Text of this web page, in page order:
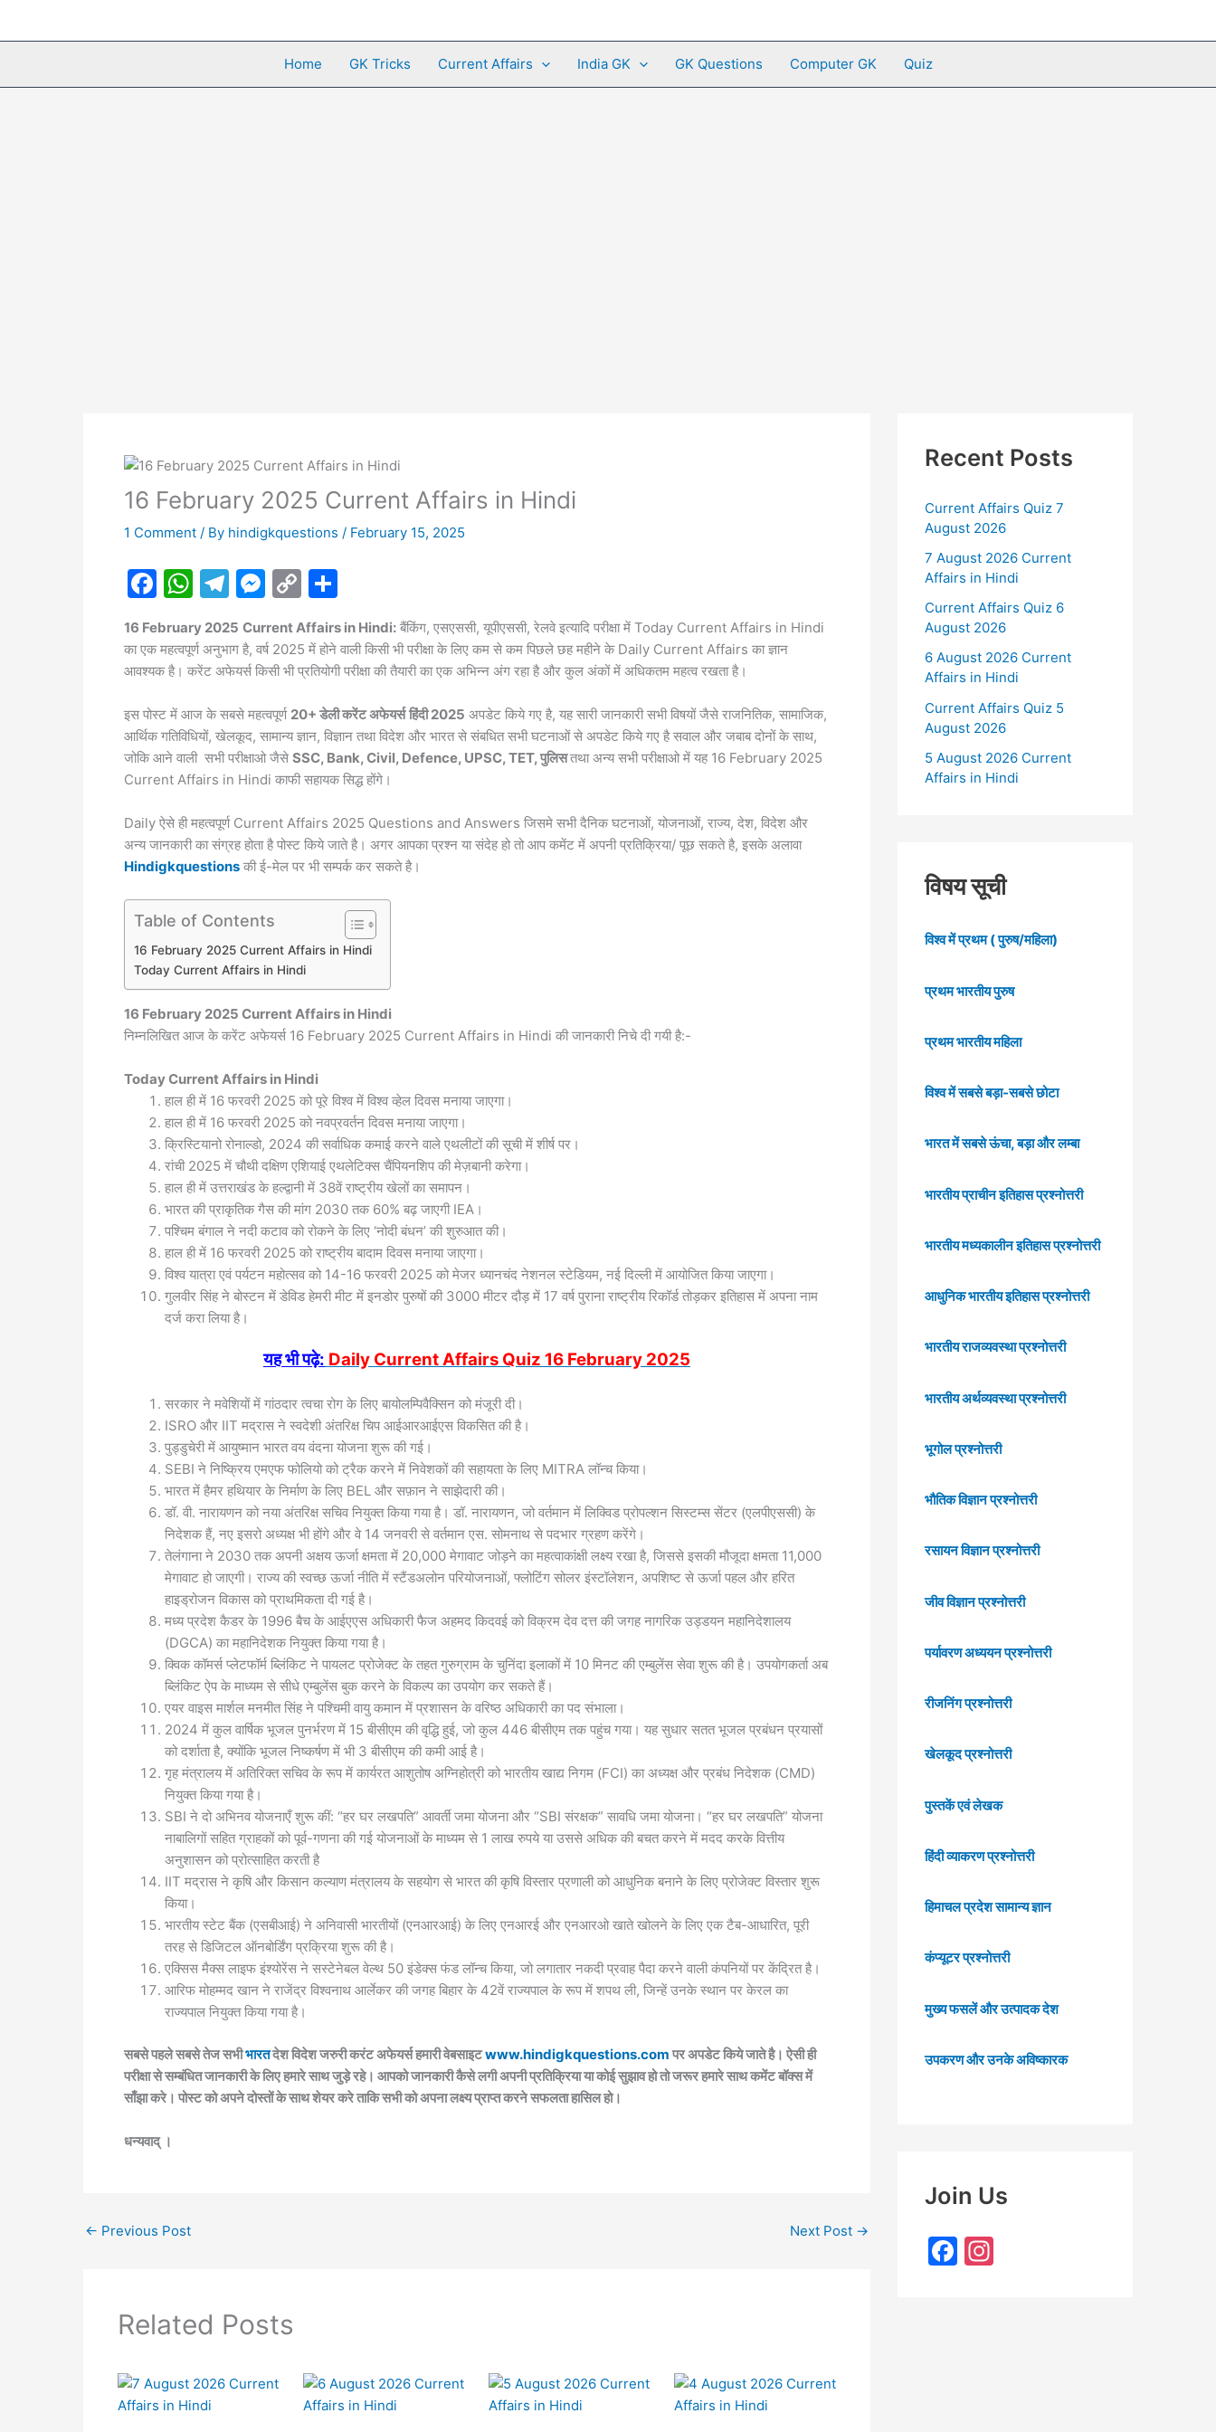
Home GK Tricks Current Affairs India GK GK Questions Computer GK Quiz
16 February 2025 Current Affairs in Hindi
1 Comment / By hindigkquestions / February 15, 2025
F
c
e
b
o
o
k
W
at
s
A
p
p
T
e
gr
a
m
M
s
s
n
g
er
C
o
p
y
Li
n
k
h
ar
e
16 February 2025 Current Affairs in Hindi: बैंकिंग, एसएससी, यूपीएससी, रेलवे इत्यादि परीक्षा में Today Current Affairs in Hindi
का एक महत्वपूर्ण अनुभाग है, वर्ष 2025 में होने वाली किसी भी परीक्षा के लिए कम से कम पिछले छह महीने के Daily Current Affairs का ज्ञान
आवश्यक है। करेंट अफेयर्स किसी भी प्रतियोगी परीक्षा की तैयारी का एक अभिन्न अंग रहा है और कुल अंकों में अधिकतम महत्व रखता है।
इस पोस्ट में आज के सबसे महत्वपूर्ण 20+ डेली करेंट अफेयर्स हिंदी 2025 अपडेट किये गए है, यह सारी जानकारी सभी विषयों जैसे राजनितिक, सामाजिक,
आर्थिक गतिविधियों, खेलकूद, सामान्य ज्ञान, विज्ञान तथा विदेश और भारत से संबधित सभी घटनाओं से अपडेट किये गए है सवाल और जबाब दोनों के साथ,
जोकि आने वाली सभी परीक्षाओ जैसे SSC, Bank, Civil, Defence, UPSC, TET, पुलिसतथा अन्य सभी परीक्षाओ में यह 16 February 2025
Current Affairs in Hindi काफी सहायक सिद्ध होंगे।
Daily ऐसे ही महत्वपूर्ण Current Affairs 2025 Questions and Answers जिसमे सभी दैनिक घटनाओं, योजनाओं, राज्य, देश, विदेश और
अन्य जानकारी का संग्रह होता है पोस्ट किये जाते है। अगर आपका प्रश्न या संदेह हो तो आप कमेंट में अपनी प्रतिक्रिया/ पूछ सकते है, इसके अलावा
Hindigkquestions की ई-मेल पर भी सम्पर्क कर सकते है।
Table of Contents
16 February 2025 Current Affairs in Hindi
Today Current Affairs in Hindi
16 February 2025 Current Affairs in Hindi
निम्नलिखित आज के करेंट अफेयर्स 16 February 2025 Current Affairs in Hindi की जानकारी निचे दी गयी है:-
TodayCurrent Affairs in Hindi
हाल ही में 16 फरवरी 2025 को पूरे विश्व में विश्व व्हेल दिवस मनाया जाएगा।
हाल ही में 16 फरवरी 2025 को नवप्रवर्तन दिवस मनाया जाएगा।
क्रिस्टियानो रोनाल्डो, 2024 की सर्वाधिक कमाई करने वाले एथलीटों की सूची में शीर्ष पर।
रांची 2025 में चौथी दक्षिण एशियाई एथलेटिक्स चैंपियनशिप की मेज़बानी करेगा।
हाल ही में उत्तराखंड के हल्द्वानी में 38वें राष्ट्रीय खेलों का समापन।
भारत की प्राकृतिक गैस की मांग 2030 तक 60% बढ़ जाएगी IEA।
पश्चिम बंगाल ने नदी कटाव को रोकने के लिए ‘नोदी बंधन’ की शुरुआत की।
हाल ही में 16 फरवरी 2025 को राष्ट्रीय बादाम दिवस मनाया जाएगा।
विश्व यात्रा एवं पर्यटन महोत्सव को 14-16 फरवरी 2025 को मेजर ध्यानचंद नेशनल स्टेडियम, नई दिल्ली में आयोजित किया जाएगा।
गुलवीर सिंह ने बोस्टन में डेविड हेमरी मीट में इनडोर पुरुषों की 3000 मीटर दौड़ में 17 वर्ष पुराना राष्ट्रीय रिकॉर्ड तोड़कर इतिहास में अपना नाम
दर्ज करा लिया है।
यह भी पढ़े: Daily Current Affairs Quiz 16 February 2025
सरकार ने मवेशियों में गांठदार त्वचा रोग के लिए बायोलम्पिवैक्सिन को मंजूरी दी।
ISRO और IIT मद्रास ने स्वदेशी अंतरिक्ष चिप आईआरआईएस विकसित की है।
पुड्डुचेरी में आयुष्मान भारत वय वंदना योजना शुरू की गई।
SEBI ने निष्क्रिय एमएफ फोलियो को ट्रैक करने में निवेशकों की सहायता के लिए MITRA लॉन्च किया।
भारत में हैमर हथियार के निर्माण के लिए BEL और सफ़ान ने साझेदारी की।
डॉ. वी. नारायणन को नया अंतरिक्ष सचिव नियुक्त किया गया है। डॉ. नारायणन, जो वर्तमान में लिक्विड प्रोपल्शन सिस्टम्स सेंटर (एलपीएससी) के
निदेशक हैं, नए इसरो अध्यक्ष भी होंगे और वे 14 जनवरी से वर्तमान एस. सोमनाथ से पदभार ग्रहण करेंगे।
तेलंगाना ने 2030 तक अपनी अक्षय ऊर्जा क्षमता में 20,000 मेगावाट जोड़ने का महत्वाकांक्षी लक्ष्य रखा है, जिससे इसकी मौजूदा क्षमता 11,000
मेगावाट हो जाएगी। राज्य की स्वच्छ ऊर्जा नीति में स्टैंडअलोन परियोजनाओं, फ्लोटिंग सोलर इंस्टॉलेशन, अपशिष्ट से ऊर्जा पहल और हरित
हाइड्रोजन विकास को प्राथमिकता दी गई है।
मध्य प्रदेश कैडर के 1996 बैच के आईएएस अधिकारी फैज अहमद किदवई को विक्रम देव दत्त की जगह नागरिक उड्डयन महानिदेशालय
(DGCA) का महानिदेशक नियुक्त किया गया है।
क्विक कॉमर्स प्लेटफॉर्म ब्लिंकिट ने पायलट प्रोजेक्ट के तहत गुरुग्राम के चुनिंदा इलाकों में 10 मिनट की एम्बुलेंस सेवा शुरू की है। उपयोगकर्ता अब
ब्लिंकिट ऐप के माध्यम से सीधे एम्बुलेंस बुक करने के विकल्प का उपयोग कर सकते हैं।
एयर वाइस मार्शल मनमीत सिंह ने पश्चिमी वायु कमान में प्रशासन के वरिष्ठ अधिकारी का पद संभाला।
2024 में कुल वार्षिक भूजल पुनर्भरण में 15 बीसीएम की वृद्धि हुई, जो कुल 446 बीसीएम तक पहुंच गया। यह सुधार सतत भूजल प्रबंधन प्रयासों
को दर्शाता है, क्योंकि भूजल निष्कर्षण में भी 3 बीसीएम की कमी आई है।
गृह मंत्रालय में अतिरिक्त सचिव के रूप में कार्यरत आशुतोष अग्निहोत्री को भारतीय खाद्य निगम (FCI) का अध्यक्ष और प्रबंध निदेशक (CMD)
नियुक्त किया गया है।
SBI ने दो अभिनव योजनाएँ शुरू कीं: “हर घर लखपति” आवर्ती जमा योजना और “SBI संरक्षक” सावधि जमा योजना। “हर घर लखपति” योजना
नाबालिगों सहित ग्राहकों को पूर्व-गणना की गई योजनाओं के माध्यम से 1 लाख रुपये या उससे अधिक की बचत करने में मदद करके वित्तीय
अनुशासन को प्रोत्साहित करती है
IIT मद्रास ने कृषि और किसान कल्याण मंत्रालय के सहयोग से भारत की कृषि विस्तार प्रणाली को आधुनिक बनाने के लिए प्रोजेक्ट विस्तार शुरू
किया।
भारतीय स्टेट बैंक (एसबीआई) ने अनिवासी भारतीयों (एनआरआई) के लिए एनआरई और एनआरओ खाते खोलने के लिए एक टैब-आधारित, पूरी
तरह से डिजिटल ऑनबोर्डिंग प्रक्रिया शुरू की है।
एक्सिस मैक्स लाइफ इंश्योरेंस ने सस्टेनेबल वेल्थ 50 इंडेक्स फंड लॉन्च किया, जो लगातार नकदी प्रवाह पैदा करने वाली कंपनियों पर केंद्रित है।
आरिफ मोहम्मद खान ने राजेंद्र विश्वनाथ आर्लेकर की जगह बिहार के 42वें राज्यपाल के रूप में शपथ ली, जिन्हें उनके स्थान पर केरल का
राज्यपाल नियुक्त किया गया है।
सबसे पहले सबसे तेज सभीभारतदेश विदेश जरुरी करंट अफेयर्स हमारी वेबसाइटwww.hindigkquestions.com पर अपडेट किये जाते है। ऐसी ही
परीक्षा से सम्बंधित जानकारी के लिए हमारे साथ जुड़े रहे। आपको जानकारी कैसे लगी अपनी प्रतिक्रिया या कोई सुझाव हो तो जरूर हमारे साथ कमेंट बॉक्स में
साँझा करे। पोस्ट को अपने दोस्तों के साथ शेयर करे ताकि सभी को अपना लक्ष्य प्राप्त करने सफलता हासिल हो।
धन्यवाद् ।
← Previous Post Next Post →
Related Posts
Recent Posts
Current Affairs Quiz 7
August 2026
7 August 2026 Current
Affairs in Hindi
Current Affairs Quiz 6
August 2026
6 August 2026 Current
Affairs in Hindi
Current Affairs Quiz 5
August 2026
5 August 2026 Current
Affairs in Hindi
विषय सूची
विश्व में प्रथम ( पुरुष/महिला)
प्रथम भारतीय पुरुष
प्रथम भारतीय महिला
विश्व में सबसे बड़ा-सबसे छोटा
भारत में सबसे ऊंचा, बड़ा और लम्बा
भारतीय प्राचीन इतिहास प्रश्नोत्तरी
भारतीय मध्यकालीन इतिहास प्रश्नोत्तरी
आधुनिक भारतीय इतिहास प्रश्नोत्तरी
भारतीय राजव्यवस्था प्रश्नोत्तरी
भारतीय अर्थव्यवस्था प्रश्नोत्तरी
भूगोल प्रश्नोत्तरी
भौतिक विज्ञान प्रश्नोत्तरी
रसायन विज्ञान प्रश्नोत्तरी
जीव विज्ञान प्रश्नोत्तरी
पर्यावरण अध्ययन प्रश्नोत्तरी
रीजनिंग प्रश्नोत्तरी
खेलकूद प्रश्नोत्तरी
पुस्तकें एवं लेखक
हिंदी व्याकरण प्रश्नोत्तरी
हिमाचल प्रदेश सामान्य ज्ञान
कंप्यूटर प्रश्नोत्तरी
मुख्य फसलें और उत्पादक देश
उपकरण और उनके अविष्कारक
Join Us
F